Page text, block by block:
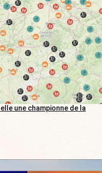
une championne de la